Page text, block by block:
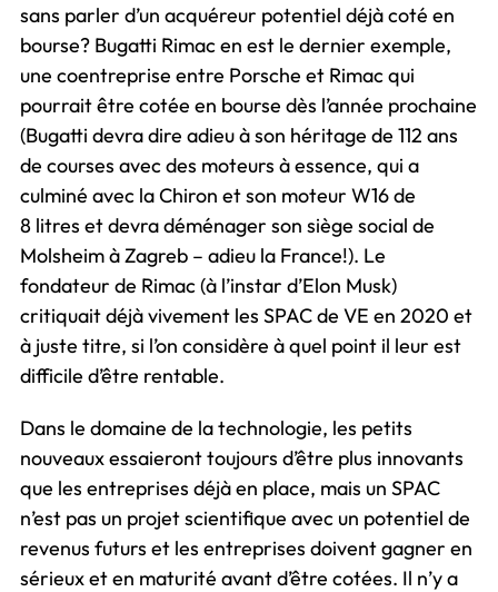
sans parler d’un acquéreur potentiel déjà coté en
bourse? Bugatti Rimac en est le dernier exemple,
une coentreprise entre Porsche et Rimac qui
pourrait être cotée en bourse dès l’année prochaine
(Bugatti devra dire adieu à son héritage de 112 ans
de courses avec des moteurs à essence, qui a
culminé avec la Chiron et son moteur W16 de
8 litres et devra déménager son siège social de
Molsheim à Zagreb – adieu la France!). Le
fondateur de Rimac (à l’instar d’Elon Musk)
critiquait déjà vivement les SPAC de VE en 2020 et
à juste titre, si l’on considère à quel point il leur est
difficile d’être rentable.
Dans le domaine de la technologie, les petits
nouveaux essaieront toujours d’être plus innovants
que les entreprises déjà en place, mais un SPAC
n’est pas un projet scientifique avec un potentiel de
revenus futurs et les entreprises doivent gagner en
sérieux et en maturité avant d’être cotées. Il n’y a